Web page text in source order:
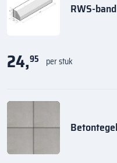
RWS-
24,95 per stuk